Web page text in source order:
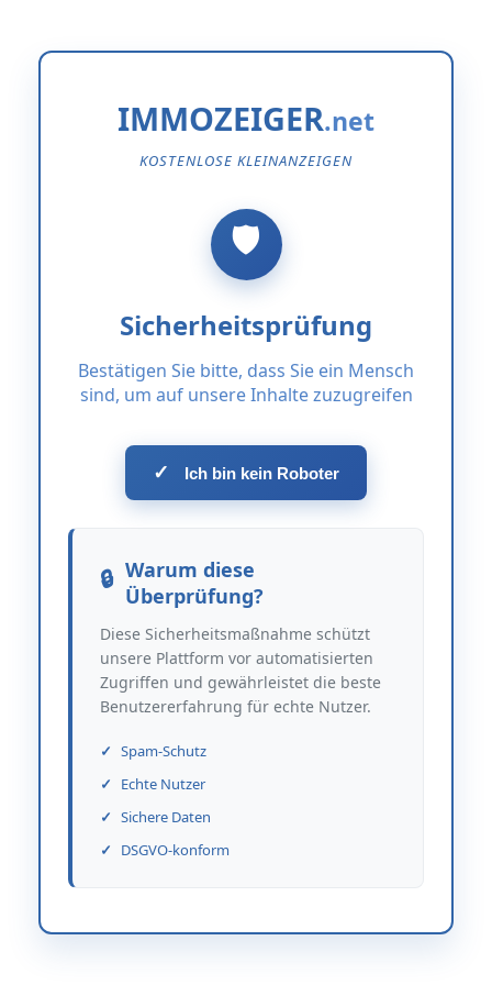
IMMOZEIGER
KOSTENLOSE KLEINANZEIGEN
Sicherheitsprüfung
Bestätigen Sie bitte, dass Sie ein Mensch
sind, um auf unsere Inhalte zuzugreifen
✓ Ich bin kein Roboter
Warum diese
Überprüfung?
Diese Sicherheitsmaßnahme schützt
unsere Plattform vor automatisierten
Zugriffen und gewährleistet die beste
Benutzererfahrung für echte Nutzer.
Spam-Schutz
Echte Nutzer
Sichere Daten
DSGVO-konform